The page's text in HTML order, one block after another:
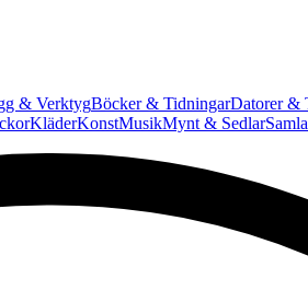
& VerktygBöcker & TidningarDatorer &
KläderKonstMusikMynt & Sedlar